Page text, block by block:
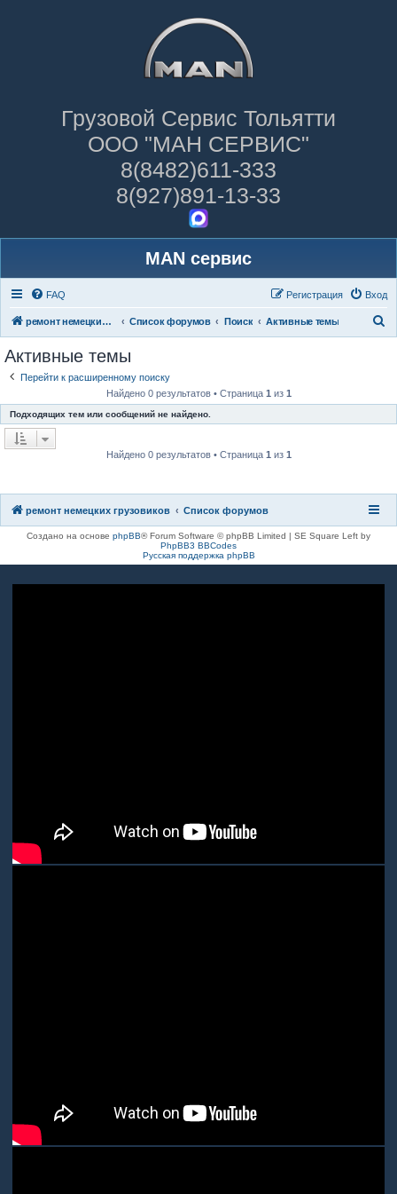
Грузовой Сервис Тольятти
ООО "МАН СЕРВИС"
8(8482)611-333
8(927)891-13-33
MAN сервис
FAQ Вход
Регистрация
ремонт немецких грузовиков Список форумов Поиск Активные темы
к
Активные темы
Перейти к расширенному поиску
Найдено 0 результатов • Страница 1 из 1
Подходящих тем или сообщений не найдено.
Найдено 0 результатов • Страница 1 из 1
ремонт немецких грузовиков Список форумов
Создано на основе phpBB® Forum Software © phpBB Limited | SE Square Left by
PhpBB3 BBCodes
Русская поддержка phpBB